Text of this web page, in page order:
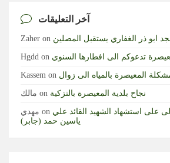
آخر التعليقات
Zaher on ابو ذر الغفاري يستقبل المصلين
Hgdd on تدعوكم الى افطارها السنوي
Kassem on المعيصرة بالمياه الى زوال
مالك on نجاح بلدية المعيصرة بالتزكية
مهدي on على استشهاد الشهيد القائد علي
ياسين حمد (جابر)